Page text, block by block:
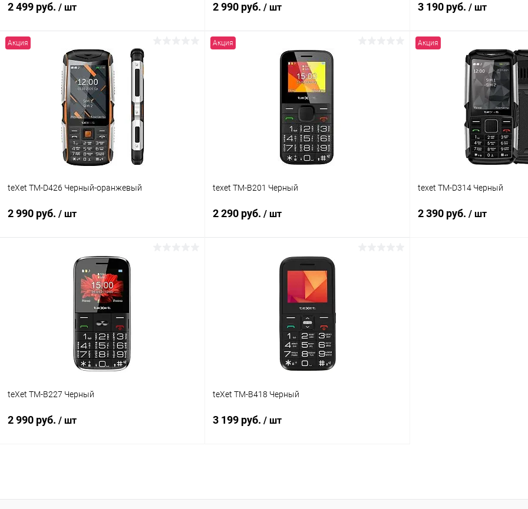
2 499 руб. / шт
В корзину
В избранное В наличии
2 990 руб. / шт
В корзину
3 190 руб. / шт
В
В избранное
Акция
teXet TM-D426 Черный-оранжевый
2 990 руб. / шт
В корзину
К сравнению
В наличии
Акция
texet TM-B201 Черный
2 290 руб. / шт
В корзину
В наличии
Акция
texet TM-D314 Черный
2 390 руб. / шт
teXet TM-B227 Черный
2 990 руб. / шт
К сравнению
teXet TM-B418 Черный
3 199 руб. / шт
К сравнению